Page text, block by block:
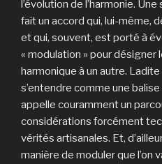
l’évolution de l’harmonie.
fait un accord qui, lui-même,
et qui, souvent, est porté à
« modulation » pour désigner
harmonique à un autre.
s’entendre comme une balise
appelle couramment un
considérations forcément
vérités artisanales. Et,
manière de moduler que l’on